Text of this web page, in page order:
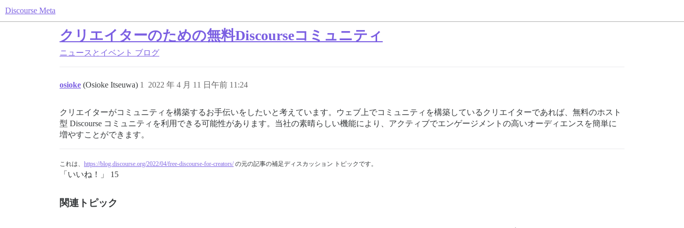
Discourse Meta
クリエイターのための無料Discourseコミュニティ
ニュースとイベント ブログ
osioke (Osioke Itseuwa) 2022 年 4 月 11 日午前 11:24
1
クリエイターがコミュニティを構築するお手伝いをしたいと考えています。ウェブ上でコミュニティを構築しているクリエイターであれば、無料のホスト
型 Discourse コミュニティを利用できる可能性があります。当社の素晴らしい機能により、アクティブでエンゲージメントの高いオーディエンスを簡単に
増やすことができます。
これは、 https://blog.discourse.org/2022/04/free-discourse-for-creators/の元の記事の補足ディスカッション トピックです。
「いいね！」 15
関連トピック